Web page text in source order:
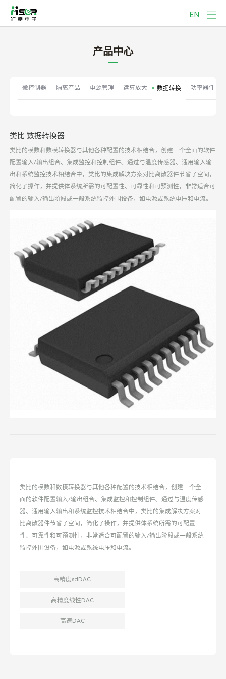
EN
产品中心
微控制器 隔离产品 电源管理 运算放大 数据转换 功率器件
类比 数据转换器
类比的模数和数模转换器与其他各种配置的技术相结合，创建一个全面的软件
配置输入/输出组合、集成监控和控制组件。通过与温度传感器、通用输入输
出和系统监控技术相结合中，类比的集成解决方案对比离散器件节省了空间，
简化了操作，并提供体系统所需的可配置性、可靠性和可预测性，非常适合可
配置的输入/输出阶段或一般系统监控外围设备，如电源或系统电压和电流。
类比的模数和数模转换器与其他各种配置的技术相结合，创建一个全
面的软件配置输入/输出组合、集成监控和控制组件。通过与温度传感
器、通用输入输出和系统监控技术相结合中，类比的集成解决方案对
比离散器件节省了空间，简化了操作，并提供体系统所需的可配置
性、可靠性和可预测性，非常适合可配置的输入/输出阶段或一般系统
监控外围设备，如电源或系统电压和电流。
高精度sdDAC
高精度线性DAC
高速DAC